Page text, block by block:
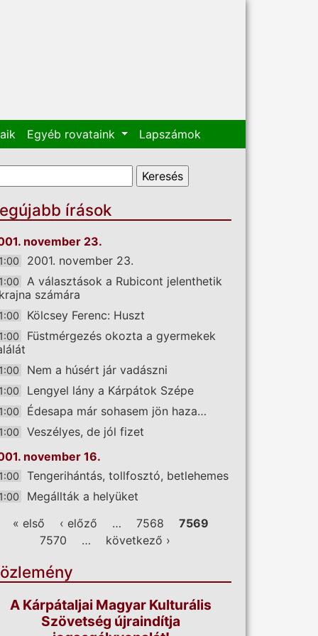
Egyéb rovataink Lapszámok
űrlap
írások
november 23.
2001. november 23.
A választások a Rubicont jelenthetik
számára
Kölcsey Ferenc: Huszt
Füstmérgezés okozta a gyermekek
Nem a húsért jár vadászni
Lengyel lány a Kárpátok Szépe
Édesapa már sohasem jön haza…
Veszélyes, de jól fizet
november 16.
Tengerihántás, tollfosztó, betlehemes
Megállták a helyüket
Oldalak
« első ‹ előző … 7568
7569
7570
… következő ›
A Kárpátaljai Magyar Kulturális
Szövetség újraindítja